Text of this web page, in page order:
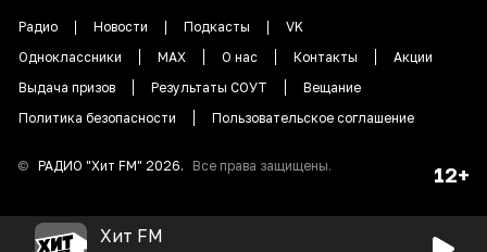
Радио Новости Подкасты
VK
Одноклассники
MAX О нас Контакты
Акции
Выдача призов
Результаты СОУТ
Вещание
Политика безопасности
Пользовательское соглашение
© РАДИО "Хит FM" 2026. Все права защищены. 12+
Хит FM